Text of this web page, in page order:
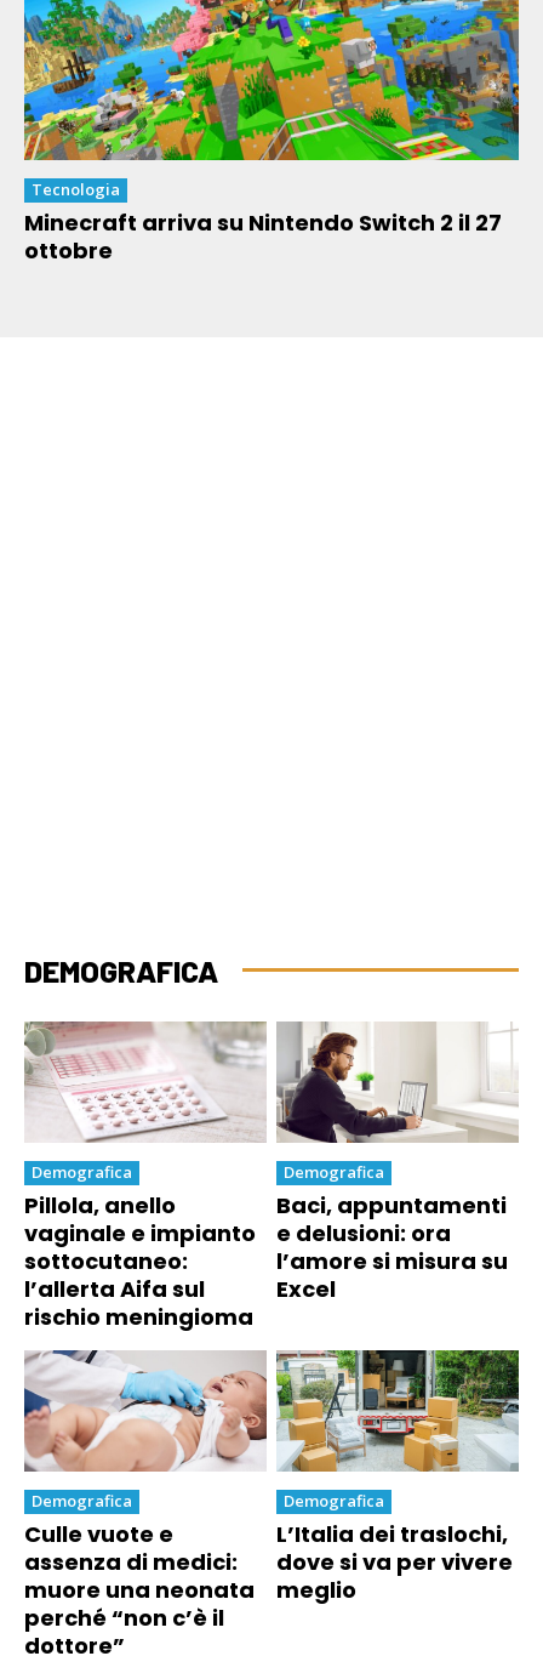
Tecnologia
Minecraft arriva su Nintendo Switch 2 il 27
ottobre
DEMOGRAFICA
Demografica
Pillola, anello
vaginale e impianto
sottocutaneo:
l’allerta Aifa sul
rischio meningioma
Demografica
Baci, appuntamenti
e delusioni: ora
l’amore si misura su
Excel
Demografica
Culle vuote e
assenza di medici:
muore una neonata
perché “non c’è il
dottore”
Demografica
L’Italia dei traslochi,
dove si va per vivere
meglio